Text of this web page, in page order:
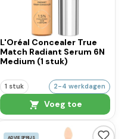
L'Oréal Concealer True
Match Radiant Serum 6N
Medium (1 stuk)
1 stuk 2-4 werkdagen
Voeg toe
ADVIESPRIJS